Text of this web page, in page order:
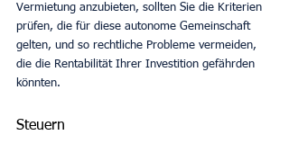
Vermietung anzubieten, sollten Sie die Kriterien
prüfen, die für diese autonome Gemeinschaft
gelten, und so rechtliche Probleme vermeiden,
die die Rentabilität Ihrer Investition gefährden
könnten.
Steuern